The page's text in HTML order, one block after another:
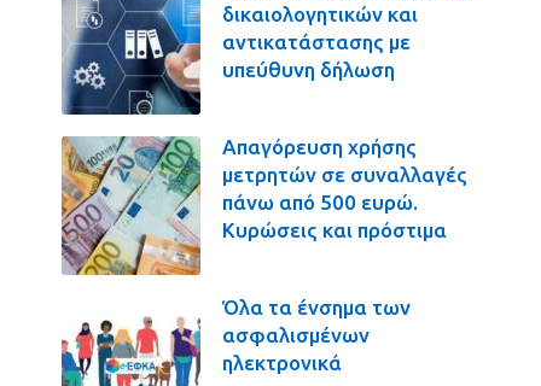
δικαιολογητικών και
αντικατάστασης με
υπεύθυνη δήλωση
Απαγόρευση χρήσης
μετρητών σε συναλλαγές
πάνω από 500 ευρώ.
Κυρώσεις και πρόστιμα
Όλα τα ένσημα των
ασφαλισμένων
ηλεκτρονικά